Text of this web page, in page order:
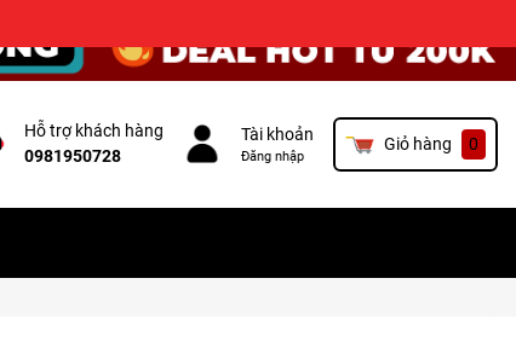
Hỗ trợ khách hàng
0981950728
Tài khoản
Đăng nhập
Giỏ hàng 0